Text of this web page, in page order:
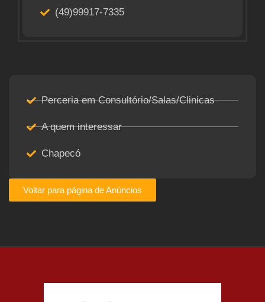
(49)99917-7335
Perceria em Consultório/Salas/Clinicas
A quem interessar
Chapecó
Voltar para página de Anúncios